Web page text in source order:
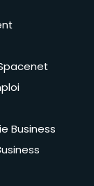
Business